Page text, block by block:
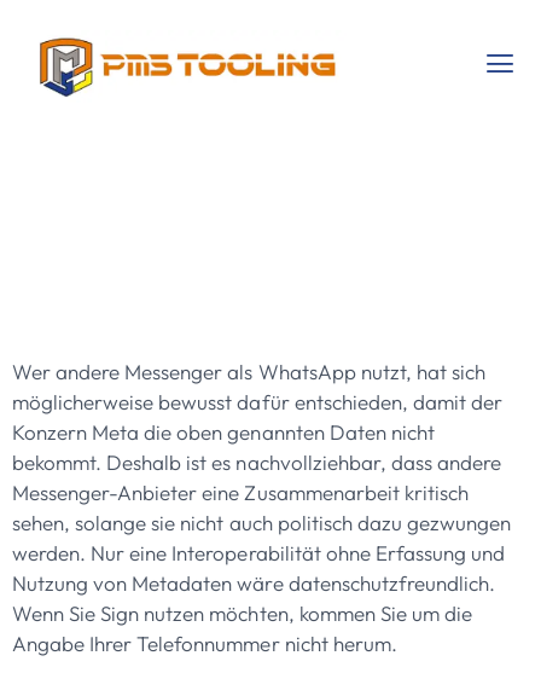
Wer andere Messenger als WhatsApp nutzt, hat sich
möglicherweise bewusst dafür entschieden, damit der
Konzern Meta die oben genannten Daten nicht
bekommt. Deshalb ist es nachvollziehbar, dass andere
Messenger-Anbieter eine Zusammenarbeit kritisch
sehen, solange sie nicht auch politisch dazu gezwungen
werden. Nur eine Interoperabilität ohne Erfassung und
Nutzung von Metadaten wäre datenschutzfreundlich.
Wenn Sie Sign nutzen möchten, kommen Sie um die
Angabe Ihrer Telefonnummer nicht herum.